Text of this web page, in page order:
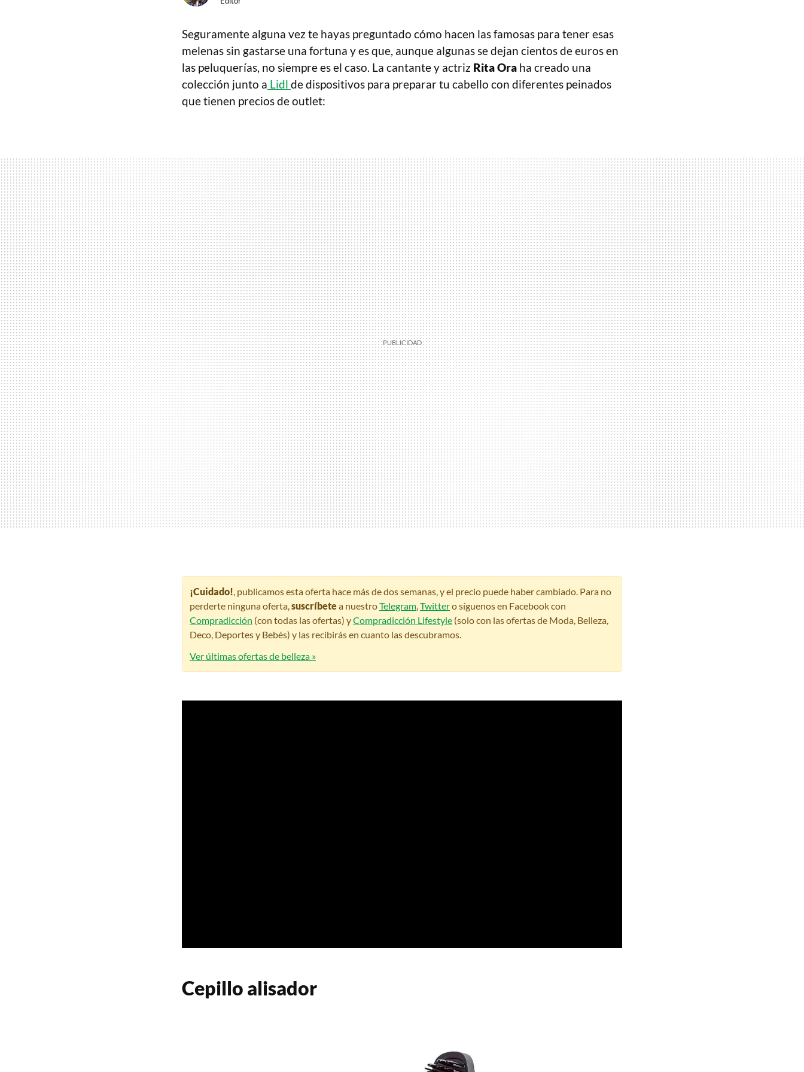
Seguramente alguna vez te hayas preguntado cómo hacen las famosas para tener esas
melenas sin gastarse una fortuna y es que, aunque algunas se dejan cientos de euros en
las peluquerías, no siempre es el caso. La cantante y actriz Rita Ora ha creado una
colección junto a Lidl de dispositivos para preparar tu cabello con diferentes peinados
que tienen precios de outlet:
¡Cuidado!, publicamos esta oferta hace más de dos semanas, y el precio puede haber cambiado. Para no
perderte ninguna oferta,suscríbetea nuestroTelegram,Twittero síguenos en Facebook con
Compradicción (con todas las ofertas) yCompradicción Lifestyle (solo con las ofertas de Moda, Belleza,
Deco, Deportes y Bebés) y las recibirás en cuanto las descubramos.
Ver últimas ofertas de belleza »
Cepillo alisador